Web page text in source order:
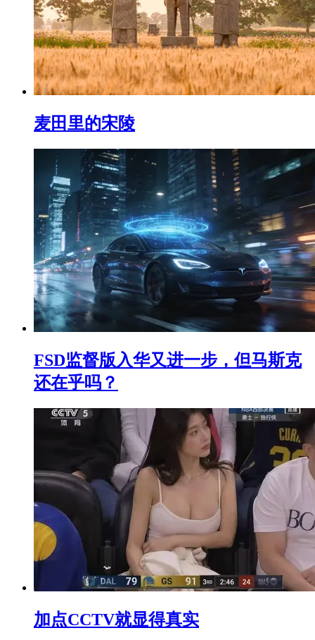
麦田里的宋陵
FSD监督版入华又进一步，但马斯克
还在乎吗？
加点CCTV就显得真实